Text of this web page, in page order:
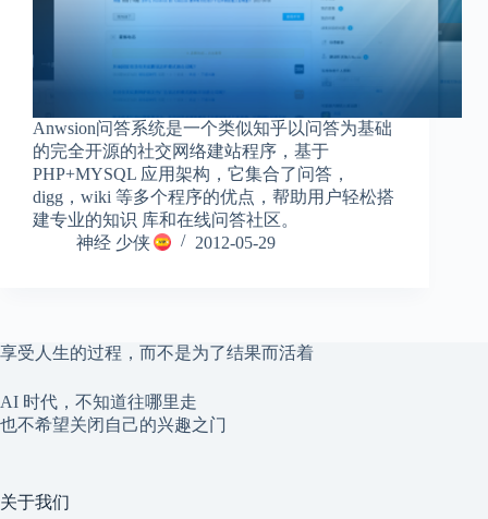
Anwsion问答系统是一个类似知乎以问答为基础
的完全开源的社交网络建站程序，基于
PHP+MYSQL 应用架构，它集合了问答，
digg，wiki 等多个程序的优点，帮助用户轻松搭
建专业的知识 库和在线问答社区。
神经 少侠
2012-05-29
享受人生的过程，而不是为了结果而活着
AI 时代，不知道往哪里走
也不希望关闭自己的兴趣之门
关于我们